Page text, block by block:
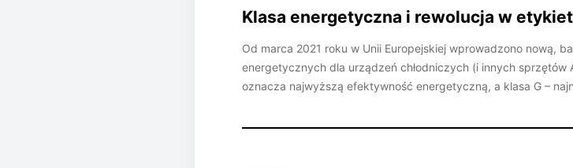
Klasa energetyczna i rewolucja w
Od marca 2021 roku w Unii Europejskiej wprowadzono nową,
energetycznych dla urządzeń chłodniczych (i innych sprzętów
oznacza najwyższą efektywność energetyczną, a klasa G –